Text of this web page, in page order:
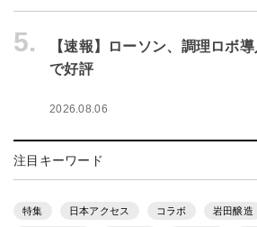
5.
【速報】ローソン、調理ロボ
で好評
2026.08.06
注目キーワード
特集 日本アクセス コラボ 岩田醸造